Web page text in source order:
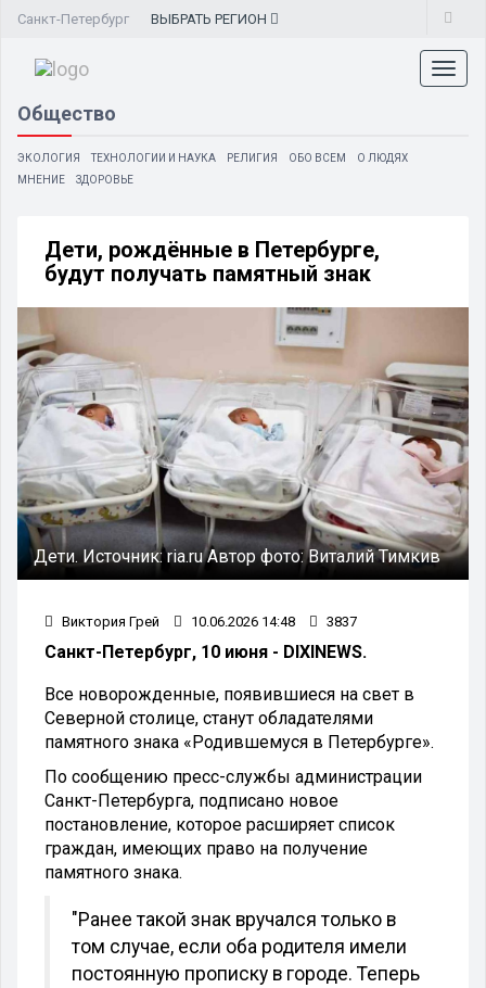
Санкт-Петербург ВЫБРАТЬ РЕГИОН
Общество
ЭКОЛОГИЯ ТЕХНОЛОГИИ И НАУКА РЕЛИГИЯ ОБО ВСЕМ
О ЛЮДЯХ
МНЕНИЕ
ЗДОРОВЬЕ
Дети, рождённые в Петербурге,
будут получать памятный знак
Дети.Источник:ria.ruАвтор фото:Виталий Тимкив
Виктория Грей 10.06.2026 14:48 3837
Санкт-Петербург, 10 июня - DIXINEWS.
Все новорожденные, появившиеся на свет в
Северной столице, станут обладателями
памятного знака «Родившемуся в Петербурге».
По сообщению пресс-службы администрации
Санкт-Петербурга, подписано новое
постановление, которое расширяет список
граждан, имеющих право на получение
памятного знака.
"Ранее такой знак вручался только в
том случае, если оба родителя имели
постоянную прописку в городе. Теперь